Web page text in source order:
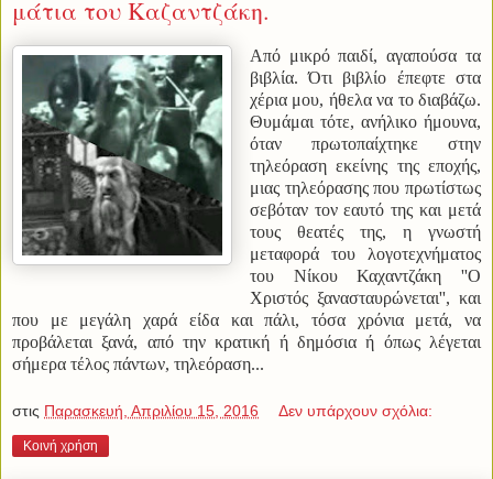
μάτια του Καζαντζάκη.
Από μικρό παιδί, αγαπούσα τα
βιβλία. Ότι βιβλίο έπεφτε στα
χέρια μου, ήθελα να το διαβάζω.
Θυμάμαι τότε, ανήλικο ήμουνα,
όταν πρωτοπαίχτηκε στην
τηλεόραση εκείνης της εποχής,
μιας τηλεόρασης που πρωτίστως
σεβόταν τον εαυτό της και μετά
τους θεατές της, η γνωστή
μεταφορά του λογοτεχνήματος
του Νίκου Καχαντζάκη ''Ο
Χριστός ξανασταυρώνεται'', και
που με μεγάλη χαρά είδα και πάλι, τόσα χρόνια μετά, να
προβάλεται ξανά, από την κρατική ή δημόσια ή όπως λέγεται
σήμερα τέλος πάντων, τηλεόραση...
στις Παρασκευή, Απριλίου 15, 2016 Δεν υπάρχουν σχόλια:
Κοινή χρήση